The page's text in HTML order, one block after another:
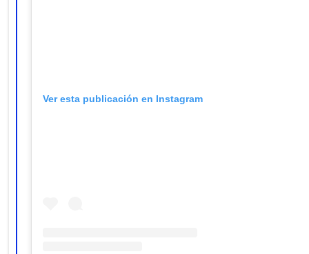
Ver esta publicación en Instagram